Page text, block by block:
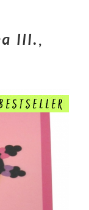
III.,